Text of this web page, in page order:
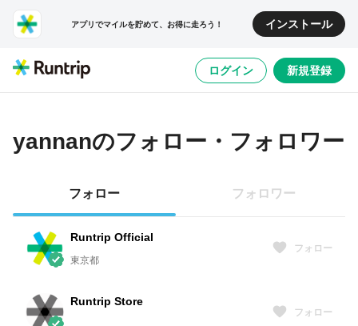
アプリでマイルを貯めて、お得に走ろう！ インストール
ログイン 新規登録
yannanのフォロー・フォロワー
フォロー フォロワー
Runtrip Official
東京都
フォロー
Runtrip Store
フォロー